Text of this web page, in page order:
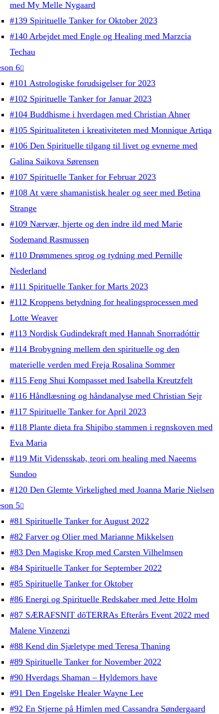
med My Melle Nygaard
#139 Spirituelle Tanker for Oktober 2023
#140 Arbejdet med Engle og Healing med Marzcia
Techau
6
#101 Astrologiske forudsigelser for 2023
#102 Spirituelle Tanker for Januar 2023
#104 Buddhisme i hverdagen med Christian Ahner
#105 Spiritualiteten i kreativiteten med Monnique Artiqa
#106 Den Spirituelle tilgang til livet og evnerne med
Galina Saikova Sørensen
#107 Spirituelle Tanker for Februar 2023
#108 At være shamanistisk healer og seer med Betina
Strange
#109 Nærvær, hjerte og den indre ild med Marie
Sodemand Rasmussen
#110 Drømmenes sprog og tydning med Pernille
Nederland
#111 Spirituelle Tanker for Marts 2023
#112 Kroppens betydning for healingsprocessen med
Lotte Weaver
#113 Nordisk Gudindekraft med Hannah Snorradóttir
#114 Brobygning mellem den spirituelle og den
materielle verden med Freja Rosalina Sommer
#115 Feng Shui Kompasset med Isabella Kreutzfelt
#116 Håndlæsning og håndanalyse med Christian Sejr
#117 Spirituelle Tanker for April 2023
#118 Plante dieta fra Shipibo stammen i regnskoven med
Eva Maria
#119 Mit Vidensskab, teori om healing med Naeems
Sundoo
#120 Den Glemte Virkelighed med Joanna Marie Nielsen
5
#81 Spirituelle Tanker for August 2022
#82 Farver og Olier med Marianne Mikkelsen
#83 Den Magiske Krop med Carsten Vilhelmsen
#84 Spirituelle Tanker for September 2022
#85 Spirituelle Tanker for Oktober
#86 Energi og Spirituelle Redskaber med Jette Holm
#87 SÆRAFSNIT dōTERRAs Efterårs Event 2022 med
Malene Vinzenzi
#88 Kend din Sjæletype med Teresa Thaning
#89 Spirituelle Tanker for November 2022
#90 Hverdags Shaman – Hyldemors have
#91 Den Engelske Healer Wayne Lee
#92 En Stjerne på Himlen med Cassandra Søndergaard